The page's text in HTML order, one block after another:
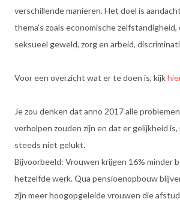
verschillende manieren. Het doel is
thema's zoals economische
seksueel geweld, zorg en arbeid,
Voor een overzicht wat er te doen is, kijk
Je zou denken dat anno 2017 alle
verholpen zouden zijn en dat er gelijkheid is,
steeds niet gelukt.
Bijvoorbeeld: Vrouwen krijgen 16% minder
hetzelfde werk. Qua pensioenopbouw
zijn meer hoogopgeleide vrouwen die